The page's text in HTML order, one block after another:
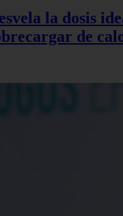
la dosis
de